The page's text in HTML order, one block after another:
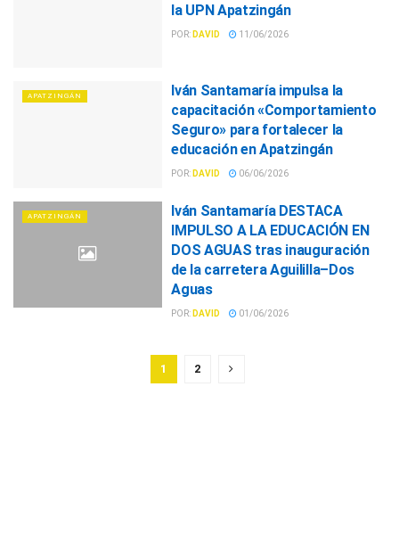
la UPN Apatzingán
POR: DAVID 11/06/2026
APATZINGÁN
Iván Santamaría impulsa la
capacitación «Comportamiento
Seguro» para fortalecer la
educación en Apatzingán
POR: DAVID 06/06/2026
APATZINGÁN
Iván Santamaría DESTACA
IMPULSO A LA EDUCACIÓN EN
DOS AGUAS tras inauguración
de la carretera Aguililla–Dos
Aguas
POR: DAVID 01/06/2026
1 2